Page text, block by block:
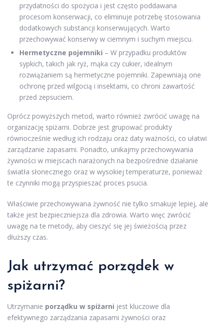
przydatności do spożycia i jest często poddawana
procesom konserwacji, co eliminuje potrzebę stosowania
dodatkowych substancji konserwujących. Warto
przechowywać konserwy w ciemnym i suchym miejscu.
Hermetyczne pojemniki – W przypadku produktów
sypkich, takich jak ryż, mąka czy cukier, idealnym
rozwiązaniem są hermetyczne pojemniki. Zapewniają one
ochronę przed wilgocią i insektami, co chroni zawartość
przed zepsuciem.
Oprócz powyższych metod, warto również zwrócić uwagę na
organizację spiżarni. Dobrze jest grupować produkty
równocześnie według ich rodzaju oraz daty ważności, co ułatwi
zarządzanie zapasami. Ponadto, unikajmy przechowywania
żywności w miejscach narażonych na bezpośrednie działanie
światła słonecznego oraz w wysokiej temperaturze, ponieważ
te czynniki mogą przyspieszać proces psucia.
Właściwie przechowywana żywność nie tylko smakuje lepiej, ale
także jest bezpieczniejsza dla zdrowia. Warto więc zwrócić
uwagę na te metody, aby cieszyć się jej świeżością przez
dłuższy czas.
Jak utrzymać porządek w
spiżarni?
Utrzymanie porządku w spiżarni jest kluczowe dla
efektywnego zarządzania zapasami żywności oraz